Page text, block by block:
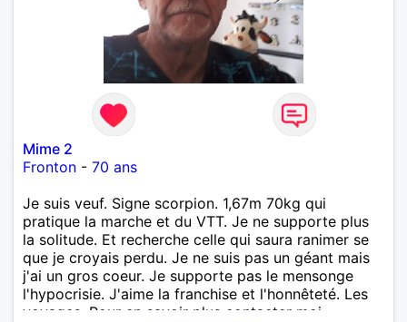
Mime 2
Fronton - 70 ans
Je suis veuf. Signe scorpion. 1,67m 70kg qui
pratique la marche et du VTT. Je ne supporte plus
la solitude. Et recherche celle qui saura ranimer se
que je croyais perdu. Je ne suis pas un géant mais
j'ai un gros coeur. Je supporte pas le mensonge
l'hypocrisie. J'aime la franchise et l'honnêteté. Les
voyages. Pour en savoir plus contacter moi.